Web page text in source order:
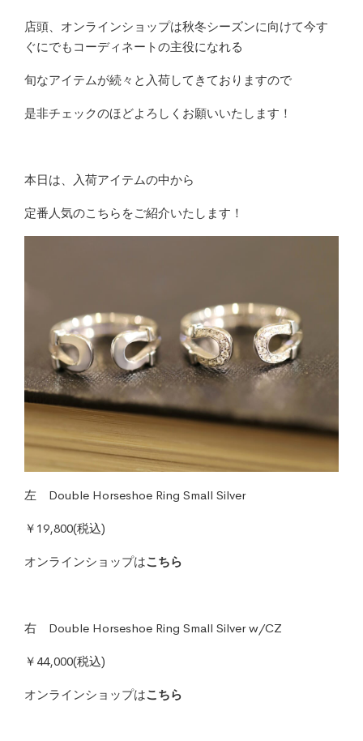
店頭、オンラインショップは秋冬シーズンに向けて今す
ぐにでもコーディネートの主役になれる
旬なアイテムが続々と入荷してきておりますので
是非チェックのほどよろしくお願いいたします！
本日は、入荷アイテムの中から
定番人気のこちらをご紹介いたします！
左 Double Horseshoe Ring Small Silver
￥19,800(税込)
オンラインショップはこちら
右 Double Horseshoe Ring Small Silver w/CZ
￥44,000(税込)
オンラインショップはこちら